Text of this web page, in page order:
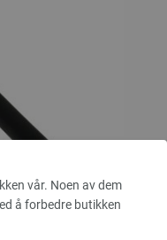
vår. Noen av dem
å forbedre butikken